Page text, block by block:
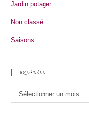
Jardin potager
Non classé
Saisons
ARCHIVES
Archives
Sélectionner un mois